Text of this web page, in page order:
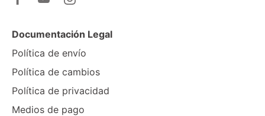
Documentación Legal
Política de envío
Política de cambios
Política de privacidad
Medios de pago